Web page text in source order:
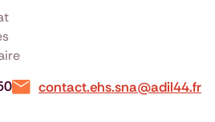
contact.ehs.sna@adil44.fr